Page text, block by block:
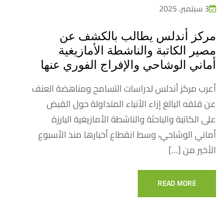
3 سبتمبر، 2025
مركز أندلس يطالب بالكشف عن
مصير الكاتبة والناشطة الأمازيغية
أماني الوشاحي والإفراج الفوري عنها
أعرب مركز أندلس لدراسات التسامح ومناهضة العنف
عن قلقه البالغ إزاء الأنباء المتداولة حول القبض
على الكاتبة والباحثة والناشطة الأمازيغية البارزة
أماني الوشاحي، وسط انقطاع أخبارها منذ الأسبوع
الأخير من […]
READ MORE